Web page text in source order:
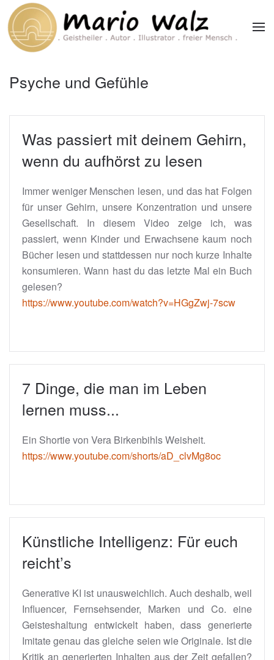
Zum Hauptinhalt springen
Psyche und Gefühle
Was passiert mit deinem Gehirn,
wenn du aufhörst zu lesen
Immer weniger Menschen lesen, und das hat Folgen
für unser Gehirn, unsere Konzentration und unsere
Gesellschaft. In diesem Video zeige ich, was
passiert, wenn Kinder und Erwachsene kaum noch
Bücher lesen und stattdessen nur noch kurze Inhalte
konsumieren. Wann hast du das letzte Mal ein Buch
gelesen?
https://www.youtube.com/watch?v=HGgZwj-7scw
7 Dinge, die man im Leben
lernen muss...
Ein Shortie von Vera Birkenbihls Weisheit.
https://www.youtube.com/shorts/aD_clvMg8oc
Künstliche Intelligenz: Für euch
reicht’s
Generative KI ist unausweichlich. Auch deshalb, weil
Influencer, Fernsehsender, Marken und Co. eine
Geisteshaltung entwickelt haben, dass generierte
Imitate genau das gleiche seien wie Originale. Ist die
Kritik an generierten Inhalten aus der Zeit gefallen?